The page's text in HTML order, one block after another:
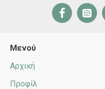
Μενού
Αρχική
Προφίλ